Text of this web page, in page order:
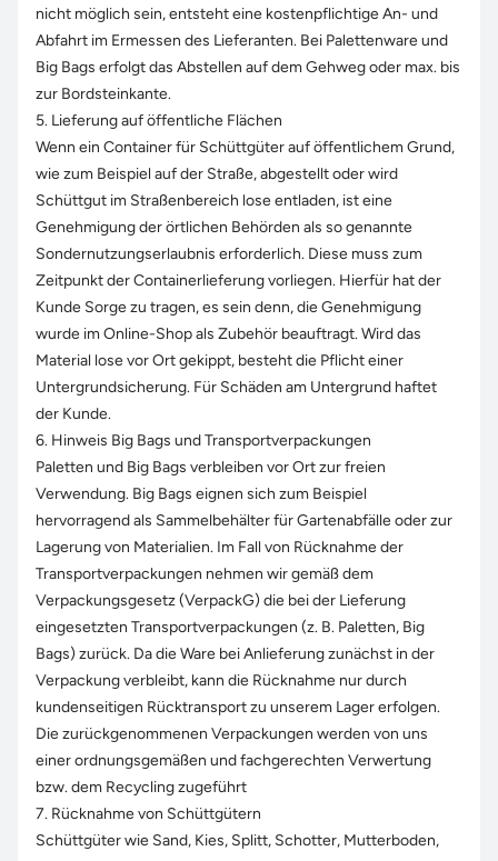
nicht möglich sein, entsteht eine kostenpflichtige An- und
Abfahrt im Ermessen des Lieferanten. Bei Palettenware und
Big Bags erfolgt das Abstellen auf dem Gehweg oder max. bis
zur Bordsteinkante.
5. Lieferung auf öffentliche Flächen
Wenn ein Container für Schüttgüter auf öffentlichem Grund,
wie zum Beispiel auf der Straße, abgestellt oder wird
Schüttgut im Straßenbereich lose entladen, ist eine
Genehmigung der örtlichen Behörden als so genannte
Sondernutzungserlaubnis erforderlich. Diese muss zum
Zeitpunkt der Containerlieferung vorliegen. Hierfür hat der
Kunde Sorge zu tragen, es sein denn, die Genehmigung
wurde im Online-Shop als Zubehör beauftragt. Wird das
Material lose vor Ort gekippt, besteht die Pflicht einer
Untergrundsicherung. Für Schäden am Untergrund haftet
der Kunde.
6. Hinweis Big Bags und Transportverpackungen
Paletten und Big Bags verbleiben vor Ort zur freien
Verwendung. Big Bags eignen sich zum Beispiel
hervorragend als Sammelbehälter für Gartenabfälle oder zur
Lagerung von Materialien. Im Fall von Rücknahme der
Transportverpackungen nehmen wir gemäß dem
Verpackungsgesetz (VerpackG) die bei der Lieferung
eingesetzten Transportverpackungen (z. B. Paletten, Big
Bags) zurück. Da die Ware bei Anlieferung zunächst in der
Verpackung verbleibt, kann die Rücknahme nur durch
kundenseitigen Rücktransport zu unserem Lager erfolgen.
Die zurückgenommenen Verpackungen werden von uns
einer ordnungsgemäßen und fachgerechten Verwertung
bzw. dem Recycling zugeführt
7. Rücknahme von Schüttgütern
Schüttgüter wie Sand, Kies, Splitt, Schotter, Mutterboden,